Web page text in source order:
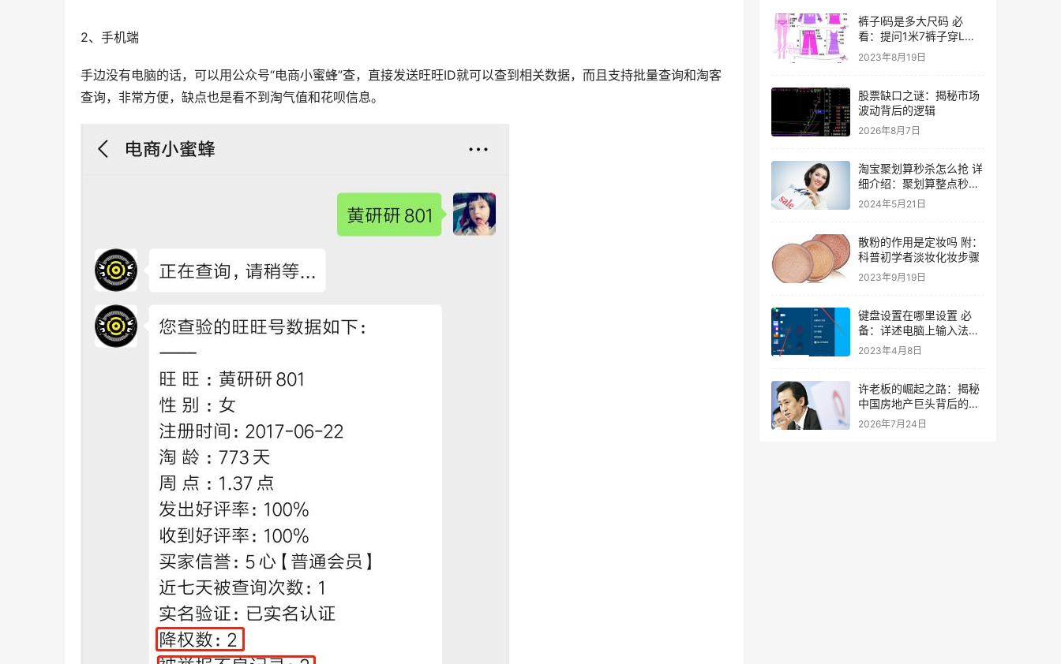
2、手机端
手边没有电脑的话，可以用公众号“电商小蜜蜂”查，直接发送旺旺ID就可以查到相关数据，而且支持批量查询和淘客
查询，非常方便，缺点也是看不到淘气值和花呗信息。
裤子l码是多大尺码 必
看：提问1米7裤子穿L还
是M
2023年8月19日
股票缺口之谜：揭秘市场
波动背后的逻辑
2026年8月7日
淘宝聚划算秒杀怎么抢 详
细介绍：聚划算整点秒杀
攻略
2024年5月21日
散粉的作用是定妆吗 附：
科普初学者淡妆化妆步骤
2023年9月19日
键盘设置在哪里设置 必
备：详述电脑上输入法设
置方法
2023年4月8日
许老板的崛起之路：揭秘
中国房地产巨头背后的商
业逻辑
2026年7月24日